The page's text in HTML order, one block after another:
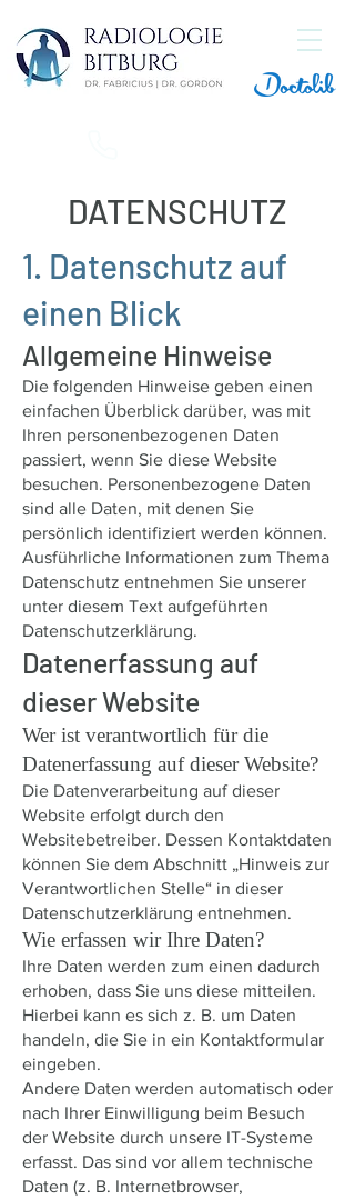
DATENSCHUTZ
1. Datenschutz auf
einen Blick
Allgemeine Hinweise
Die folgenden Hinweise geben einen
einfachen Überblick darüber, was mit
Ihren personenbezogenen Daten
passiert, wenn Sie diese Website
besuchen. Personenbezogene Daten
sind alle Daten, mit denen Sie
persönlich identifiziert werden können.
Ausführliche Informationen zum Thema
Datenschutz entnehmen Sie unserer
unter diesem Text aufgeführten
Datenschutzerklärung.
Datenerfassung auf
dieser Website
Wer ist verantwortlich für die
Datenerfassung auf dieser Website?
Die Datenverarbeitung auf dieser
Website erfolgt durch den
Websitebetreiber. Dessen Kontaktdaten
können Sie dem Abschnitt „Hinweis zur
Verantwortlichen Stelle“ in dieser
Datenschutzerklärung entnehmen.
Wie erfassen wir Ihre Daten?
Ihre Daten werden zum einen dadurch
erhoben, dass Sie uns diese mitteilen.
Hierbei kann es sich z. B. um Daten
handeln, die Sie in ein Kontaktformular
eingeben.
Andere Daten werden automatisch oder
nach Ihrer Einwilligung beim Besuch
der Website durch unsere IT-Systeme
erfasst. Das sind vor allem technische
Daten (z. B. Internetbrowser,